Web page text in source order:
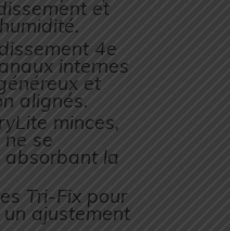
et
4e
internes
et
alignés.
minces,
se
la
Tri-Fix pour
ajustement